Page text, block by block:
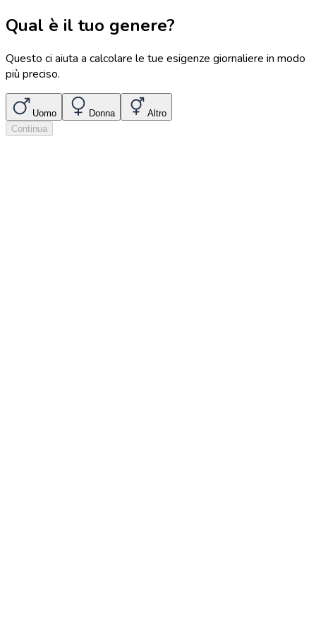
Qual è il tuo genere?
Questo ci aiuta a calcolare le tue esigenze giornaliere in modo
più preciso.
Uomo Donna
Altro
Continua